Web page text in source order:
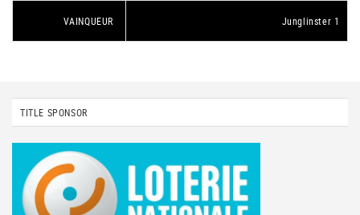
VAINQUEUR Junglinster 1
TITLE SPONSOR